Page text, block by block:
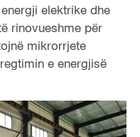
elektrike dhe
rinovueshme për
mikrorrjete
e energjisë